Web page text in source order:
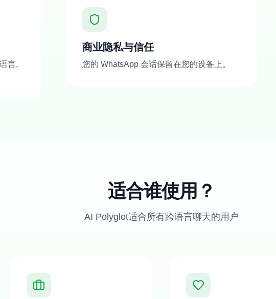
言,
商业隐私与信任
您的 WhatsApp 会话保留在您的设备上。
适合谁使用？
AI Polyglot适合所有跨语言聊天的用户